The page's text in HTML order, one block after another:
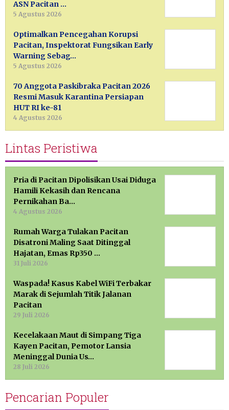
ASN Pacitan …
5 Agustus 2026
Optimalkan Pencegahan Korupsi
Pacitan, Inspektorat Fungsikan Early
Warning Sebag…
5 Agustus 2026
70 Anggota Paskibraka Pacitan 2026
Resmi Masuk Karantina Persiapan
HUT RI ke-81
4 Agustus 2026
Lintas Peristiwa
Pria di Pacitan Dipolisikan Usai Diduga
Hamili Kekasih dan Rencana
Pernikahan Ba…
4 Agustus 2026
Rumah Warga Tulakan Pacitan
Disatroni Maling Saat Ditinggal
Hajatan, Emas Rp350 …
31 Juli 2026
Waspada! Kasus Kabel WiFi Terbakar
Marak di Sejumlah Titik Jalanan
Pacitan
29 Juli 2026
Kecelakaan Maut di Simpang Tiga
Kayen Pacitan, Pemotor Lansia
Meninggal Dunia Us…
28 Juli 2026
Pencarian Populer